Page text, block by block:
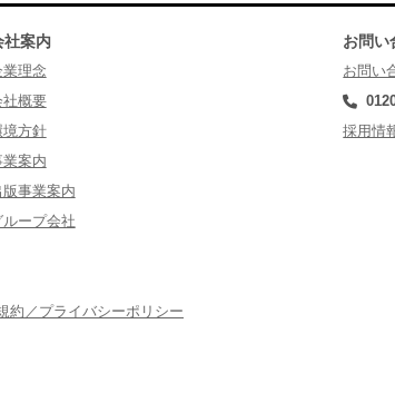
約／プライバシーポリシー
社案内
業理念
社概要
境方針
業案内
版事業案内
ループ会社
お問い
お問い
採用情